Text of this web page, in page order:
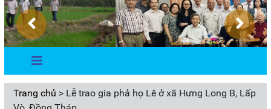
Trang chủ > Lễ trao gia phả họ Lê ở xã Hưng Long B, Lấp